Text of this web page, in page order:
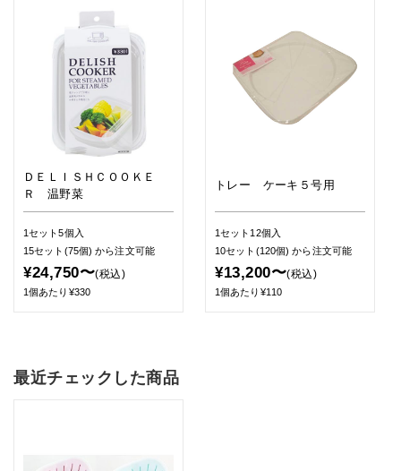
ＤＥＬＩＳＨＣＯＯＫＥ
Ｒ 温野菜
1セット5個入
15セット(75個)から注文可能
¥24,750〜(税込)
1個あたり¥330
トレー ケーキ５号用
1セット12個入
10セット(120個)から注文可能
¥13,200〜(税込)
1個あたり¥110
最近チェックした商品